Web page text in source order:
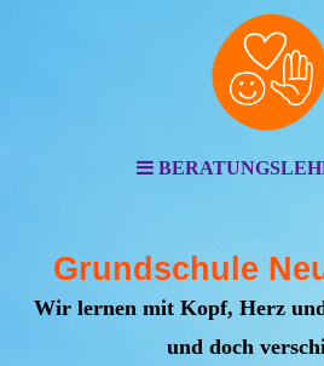
Grundschule
Wir lernen mit Kopf, Herz
und doch